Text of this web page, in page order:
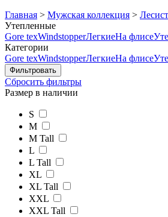
Главная > Мужская коллекция >
Утепленные
Gore texWindstopperЛегкиеНа флисе
Категории
Gore texWindstopperЛегкиеНа флисе
Сбросить фильтры
Размер в наличии
S
M
M Tall
L
L Tall
XL
XL Tall
XXL
XXL Tall